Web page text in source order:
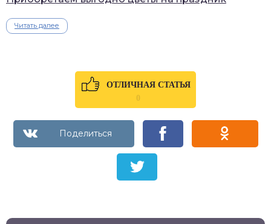
Читать далее
ОТЛИЧНАЯ СТАТЬЯ
0